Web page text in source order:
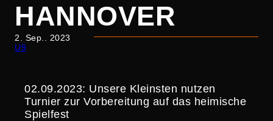
HANNOVER
2. Sep.. 2023
U9
02.09.2023: Unsere Kleinsten nutzen
Turnier zur Vorbe­rei­tung auf das heimische
Spielfest